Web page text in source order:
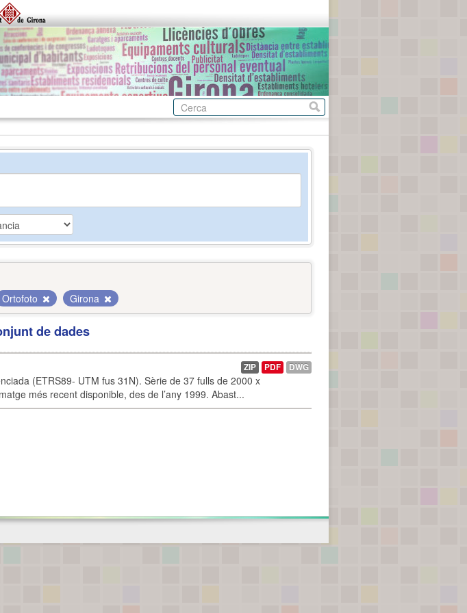
Ortofoto Girona
de dades
(ETRS89- UTM fus 31N). Sèrie de 37 fulls de 2000 x
més recent disponible, des de l’any 1999. Abast...
ZIP PDF DWG